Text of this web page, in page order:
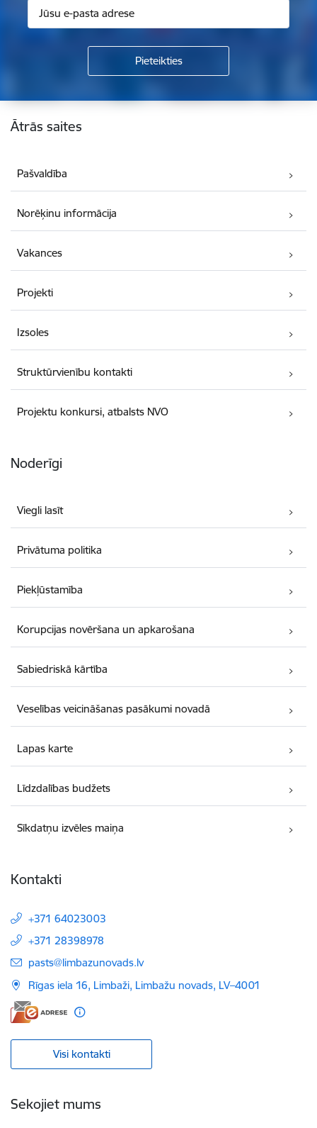
Kājene
Ātrās saites
Pašvaldība
Norēķinu informācija
Vakances
Projekti
Izsoles
Struktūrvienību kontakti
Projektu konkursi, atbalsts NVO
Noderīgi
Viegli lasīt
Privātuma politika
Piekļūstamība
Korupcijas novēršana un apkarošana
Sabiedriskā kārtība
Veselības veicināšanas pasākumi novadā
Lapas karte
Līdzdalības budžets
Sīkdatņu izvēles maiņa
Kontakti
+371 64023003
+371 28398978
E-pasts:
pasts@limbazunovads.lv
Rīgas iela 16, Limbaži, Limbažu novads, LV–4001
Visi kontakti
Sekojiet mums